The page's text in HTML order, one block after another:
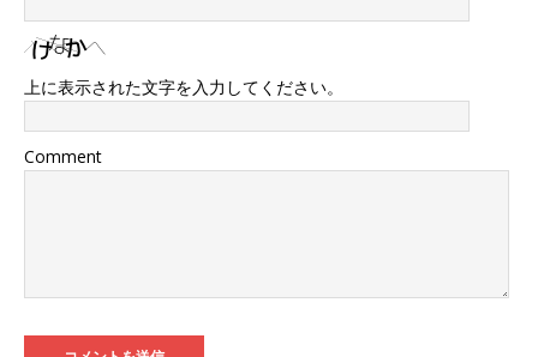
上に表示された文字を入力してください。
Comment